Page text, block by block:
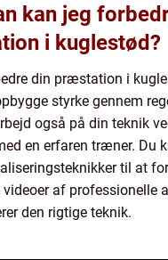
kan jeg
i kuglestød?
din præstation i
styrke gennem
også på din teknik
en erfaren træner. Du
til at
af professionelle
den rigtige teknik.